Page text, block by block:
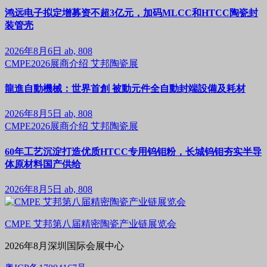
鸿远电子拟定增募资不超3亿元，加码MLCC和HTCC陶瓷封
装管壳
2026年8月6日 ab, 808
CMPE2026展商介绍 艾邦陶瓷展
龍進自動機械：世界首創 被動元件全自動封端設備及耗材
2026年8月5日 ab, 808
CMPE2026展商介绍 艾邦陶瓷展
60年工艺沉淀打造优质HTCC专用钨钼粉，长城钨钼夯实半导
体原材料国产供给
2026年8月5日 ab, 808
CMPE 艾邦第八届精密陶瓷产业链展览会
2026年8月深圳国际会展中心